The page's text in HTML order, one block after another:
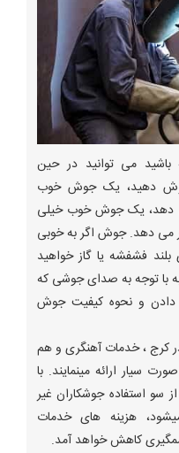
می توانید در حین
دهید، یک جوش خوب
دهد، یک جوش خوب خیلی
می دهد. جوش اگر به خوبی
فشفشه یا گاز خواهید
با توجه به صدای جوشی که
و نحوه کیفیت جوش
کرج ، خدمات آهنگری و هم
سیار ارائه مینمایند. با
سو استفاده جوشکاران غیر
هزینه های خدمات
کاهش خواهد آمد.